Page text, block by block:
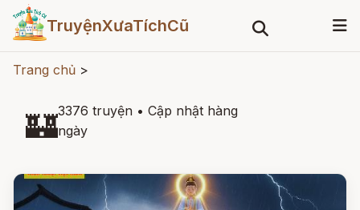
TruyệnXưaTíchCũ
Trang chủ >
🏰3376 truyện • Cập nhật hàng
ngày